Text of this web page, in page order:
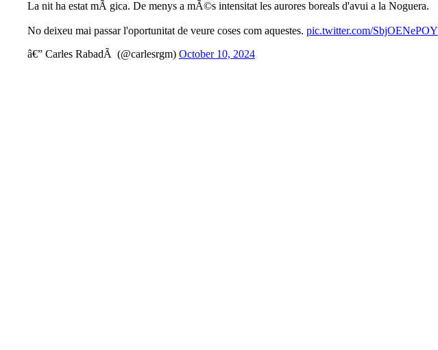
La nit ha estat mÃ gica. De menys a mÃ©s intensitat les aurores boreals d'avui a la Noguera.
No deixeu mai passar l'oportunitat de veure coses com aquestes. pic.twitter.com/SbjOENePOY
â€” Carles RabadÃ (@carlesrgm) October 10, 2024